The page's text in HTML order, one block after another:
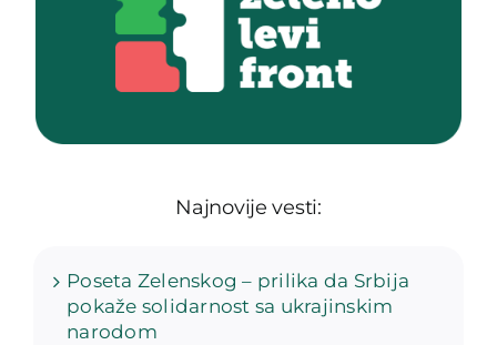
Najnovije vesti:
Poseta Zelenskog – prilika da Srbija
pokaže solidarnost sa ukrajinskim
narodom